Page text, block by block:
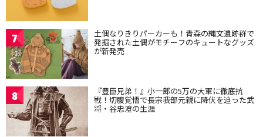
7 土偶なりきりパーカーも！青森の縄文遺跡群で
発掘された土偶がモチーフのキュートなグッズ
が新発売
8 『豊臣兄弟！』小一郎の5万の大軍に徹底抗
戦！切腹覚悟で長宗我部元親に降伏を迫った武
将・谷忠澄の生涯